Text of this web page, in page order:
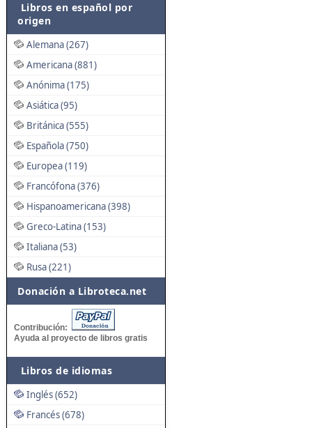
Libros en español por
origen
Alemana (267)
Americana (881)
Anónima (175)
Asiática (95)
Británica (555)
Española (750)
Europea (119)
Francófona (376)
Hispanoamericana (398)
Greco-Latina (153)
Italiana (53)
Rusa (221)
Donación a Libroteca.net
Contribución:
Ayuda al proyecto de libros gratis
Libros de idiomas
Inglés (652)
Francés (678)